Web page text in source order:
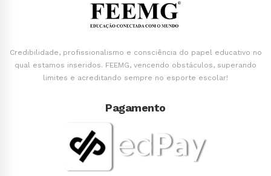
Credibilidade, profissionalismo e consciência do papel educativo no
qual estamos inseridos. FEEMG, vencendo obstáculos, superando
limites e acreditando sempre no esporte escolar!
Pagamento